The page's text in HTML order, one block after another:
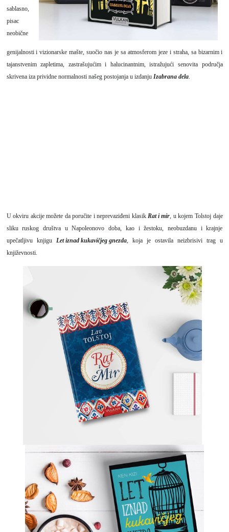
sablasno,
pisac
neobične
genijalnosti i vizionarske mašte, suočio nas je sa atmosferom jeze i straha, sa bizarnim i
tajanstvenim zapletima, zastrašujućim i halucinantnim, istražujući senovita područja
skrivena iza prividne normalnosti našeg postojanja u izdanju Izabrana dela.
U okviru akcije možete da poručite i neprevaziđeni klasikRat i mir, u kojem Tolstoj daje
sliku ruskog društva u Napoleonovo doba, kao i žestoku, neobuzdanu i krajnje
upečatljivu knjigu Let iznad kukavičjeg gnezda, koja je ostavila neizbrisivi trag u
književnosti.